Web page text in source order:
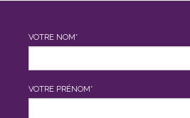
VOTRE NOM*
VOTRE PRÉNOM*